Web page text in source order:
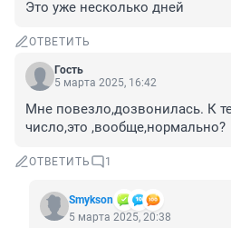
Это уже несколько дней
ОТВЕТИТЬ
Гость
5 марта 2025, 16:42
Мне повезло,дозвонилась. К
число,это ,вообще,нормально?
ОТВЕТИТЬ 1
Smykson
5 марта 2025, 20:38